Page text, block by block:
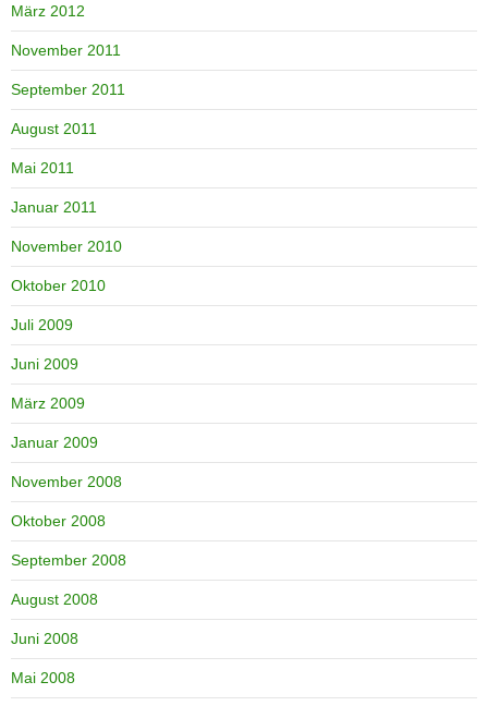
März 2012
November 2011
September 2011
August 2011
Mai 2011
Januar 2011
November 2010
Oktober 2010
Juli 2009
Juni 2009
März 2009
Januar 2009
November 2008
Oktober 2008
September 2008
August 2008
Juni 2008
Mai 2008